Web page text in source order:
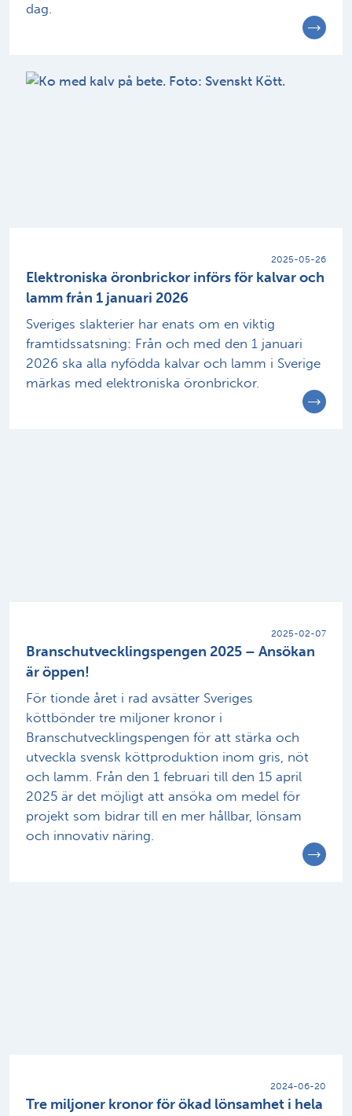
dag.
2025-05-26
Elektroniska öronbrickor införs för kalvar och
lamm från 1 januari 2026
Sveriges slakterier har enats om en viktig
framtidssatsning: Från och med den 1 januari
2026 ska alla nyfödda kalvar och lamm i Sverige
märkas med elektroniska öronbrickor.
2025-02-07
Branschutvecklingspengen 2025 – Ansökan
är öppen!
För tionde året i rad avsätter Sveriges
köttbönder tre miljoner kronor i
Branschutvecklingspengen för att stärka och
utveckla svensk köttproduktion inom gris, nöt
och lamm. Från den 1 februari till den 15 april
2025 är det möjligt att ansöka om medel för
projekt som bidrar till en mer hållbar, lönsam
och innovativ näring.
2024-06-20
Tre miljoner kronor för ökad lönsamhet i hela